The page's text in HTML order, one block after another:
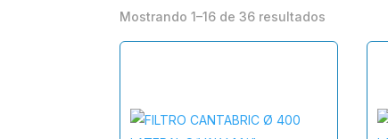
Mostrando 1–16 de 36 resultados